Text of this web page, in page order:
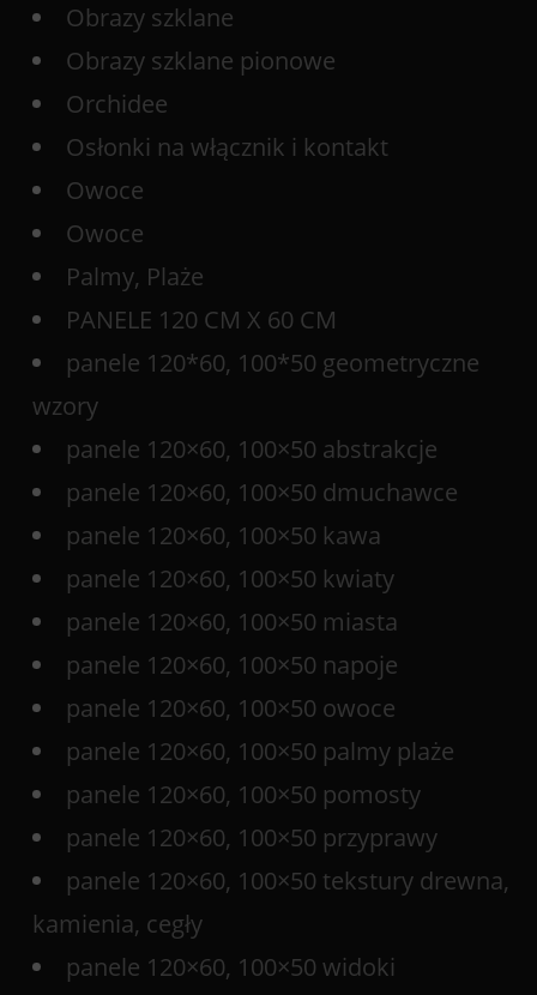
Obrazy szklane
Obrazy szklane pionowe
Orchidee
Osłonki na włącznik i kontakt
Owoce
Owoce
Palmy, Plaże
PANELE 120 CM X 60 CM
panele 120*60, 100*50 geometryczne
wzory
panele 120×60, 100×50 abstrakcje
panele 120×60, 100×50 dmuchawce
panele 120×60, 100×50 kawa
panele 120×60, 100×50 kwiaty
panele 120×60, 100×50 miasta
panele 120×60, 100×50 napoje
panele 120×60, 100×50 owoce
panele 120×60, 100×50 palmy plaże
panele 120×60, 100×50 pomosty
panele 120×60, 100×50 przyprawy
panele 120×60, 100×50 tekstury drewna,
kamienia, cegły
panele 120×60, 100×50 widoki